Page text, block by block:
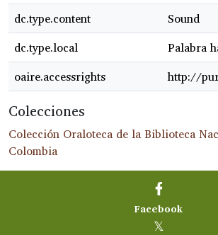
dc.type.content
Sound
dc.type.local
Palabra
oaire.accessrights
http://
Colecciones
Colección Oraloteca de la Biblioteca
Colombia
Facebook
𝕏